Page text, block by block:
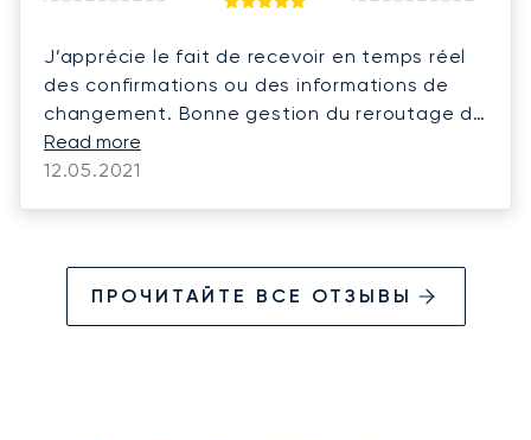
J’apprécie le fait de recevoir en temps réel
des confirmations ou des informations de
changement. Bonne gestion du reroutage de
dernière minute vers un autre aéroport.
Read more
12.05.2021
ПРОЧИТАЙТЕ ВСЕ ОТЗЫВЫ